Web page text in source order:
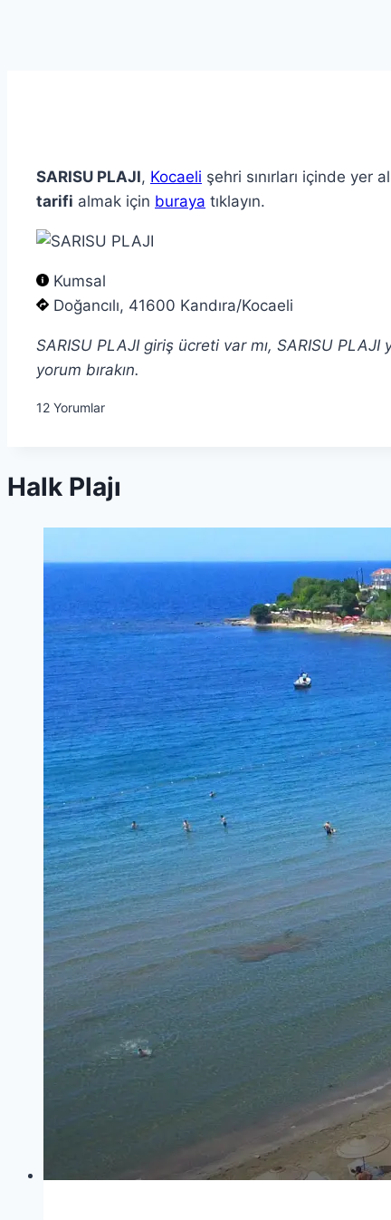
SARISU PLAJI, Kocaeli şehri sınırları içinde yer
tarifi almak için buraya tıklayın.
Kumsal
Doğancılı, 41600 Kandıra/Kocaeli
SARISU PLAJI giriş ücreti var mı, SARISU
yorum bırakın.
12 Yorumlar
Halk Plajı